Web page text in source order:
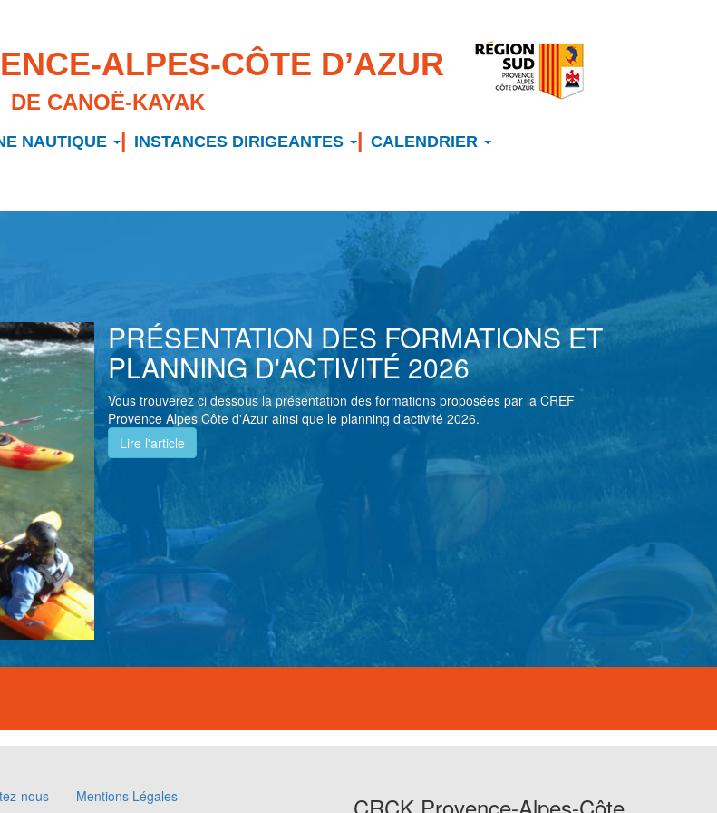
ALPES-CÔTE D’AZUR
DE CANOË-KAYAK
NAUTIQUE INSTANCES DIRIGEANTES CALENDRIER
PRÉSENTATION DES FORMATIONS ET
PLANNING D'ACTIVITÉ 2026
Vous trouverez ci dessous la présentation des formations proposées par la CREF
Provence Alpes Côte d'Azur ainsi que le planning d'activité 2026.
Lire l'article
nous Mentions Légales